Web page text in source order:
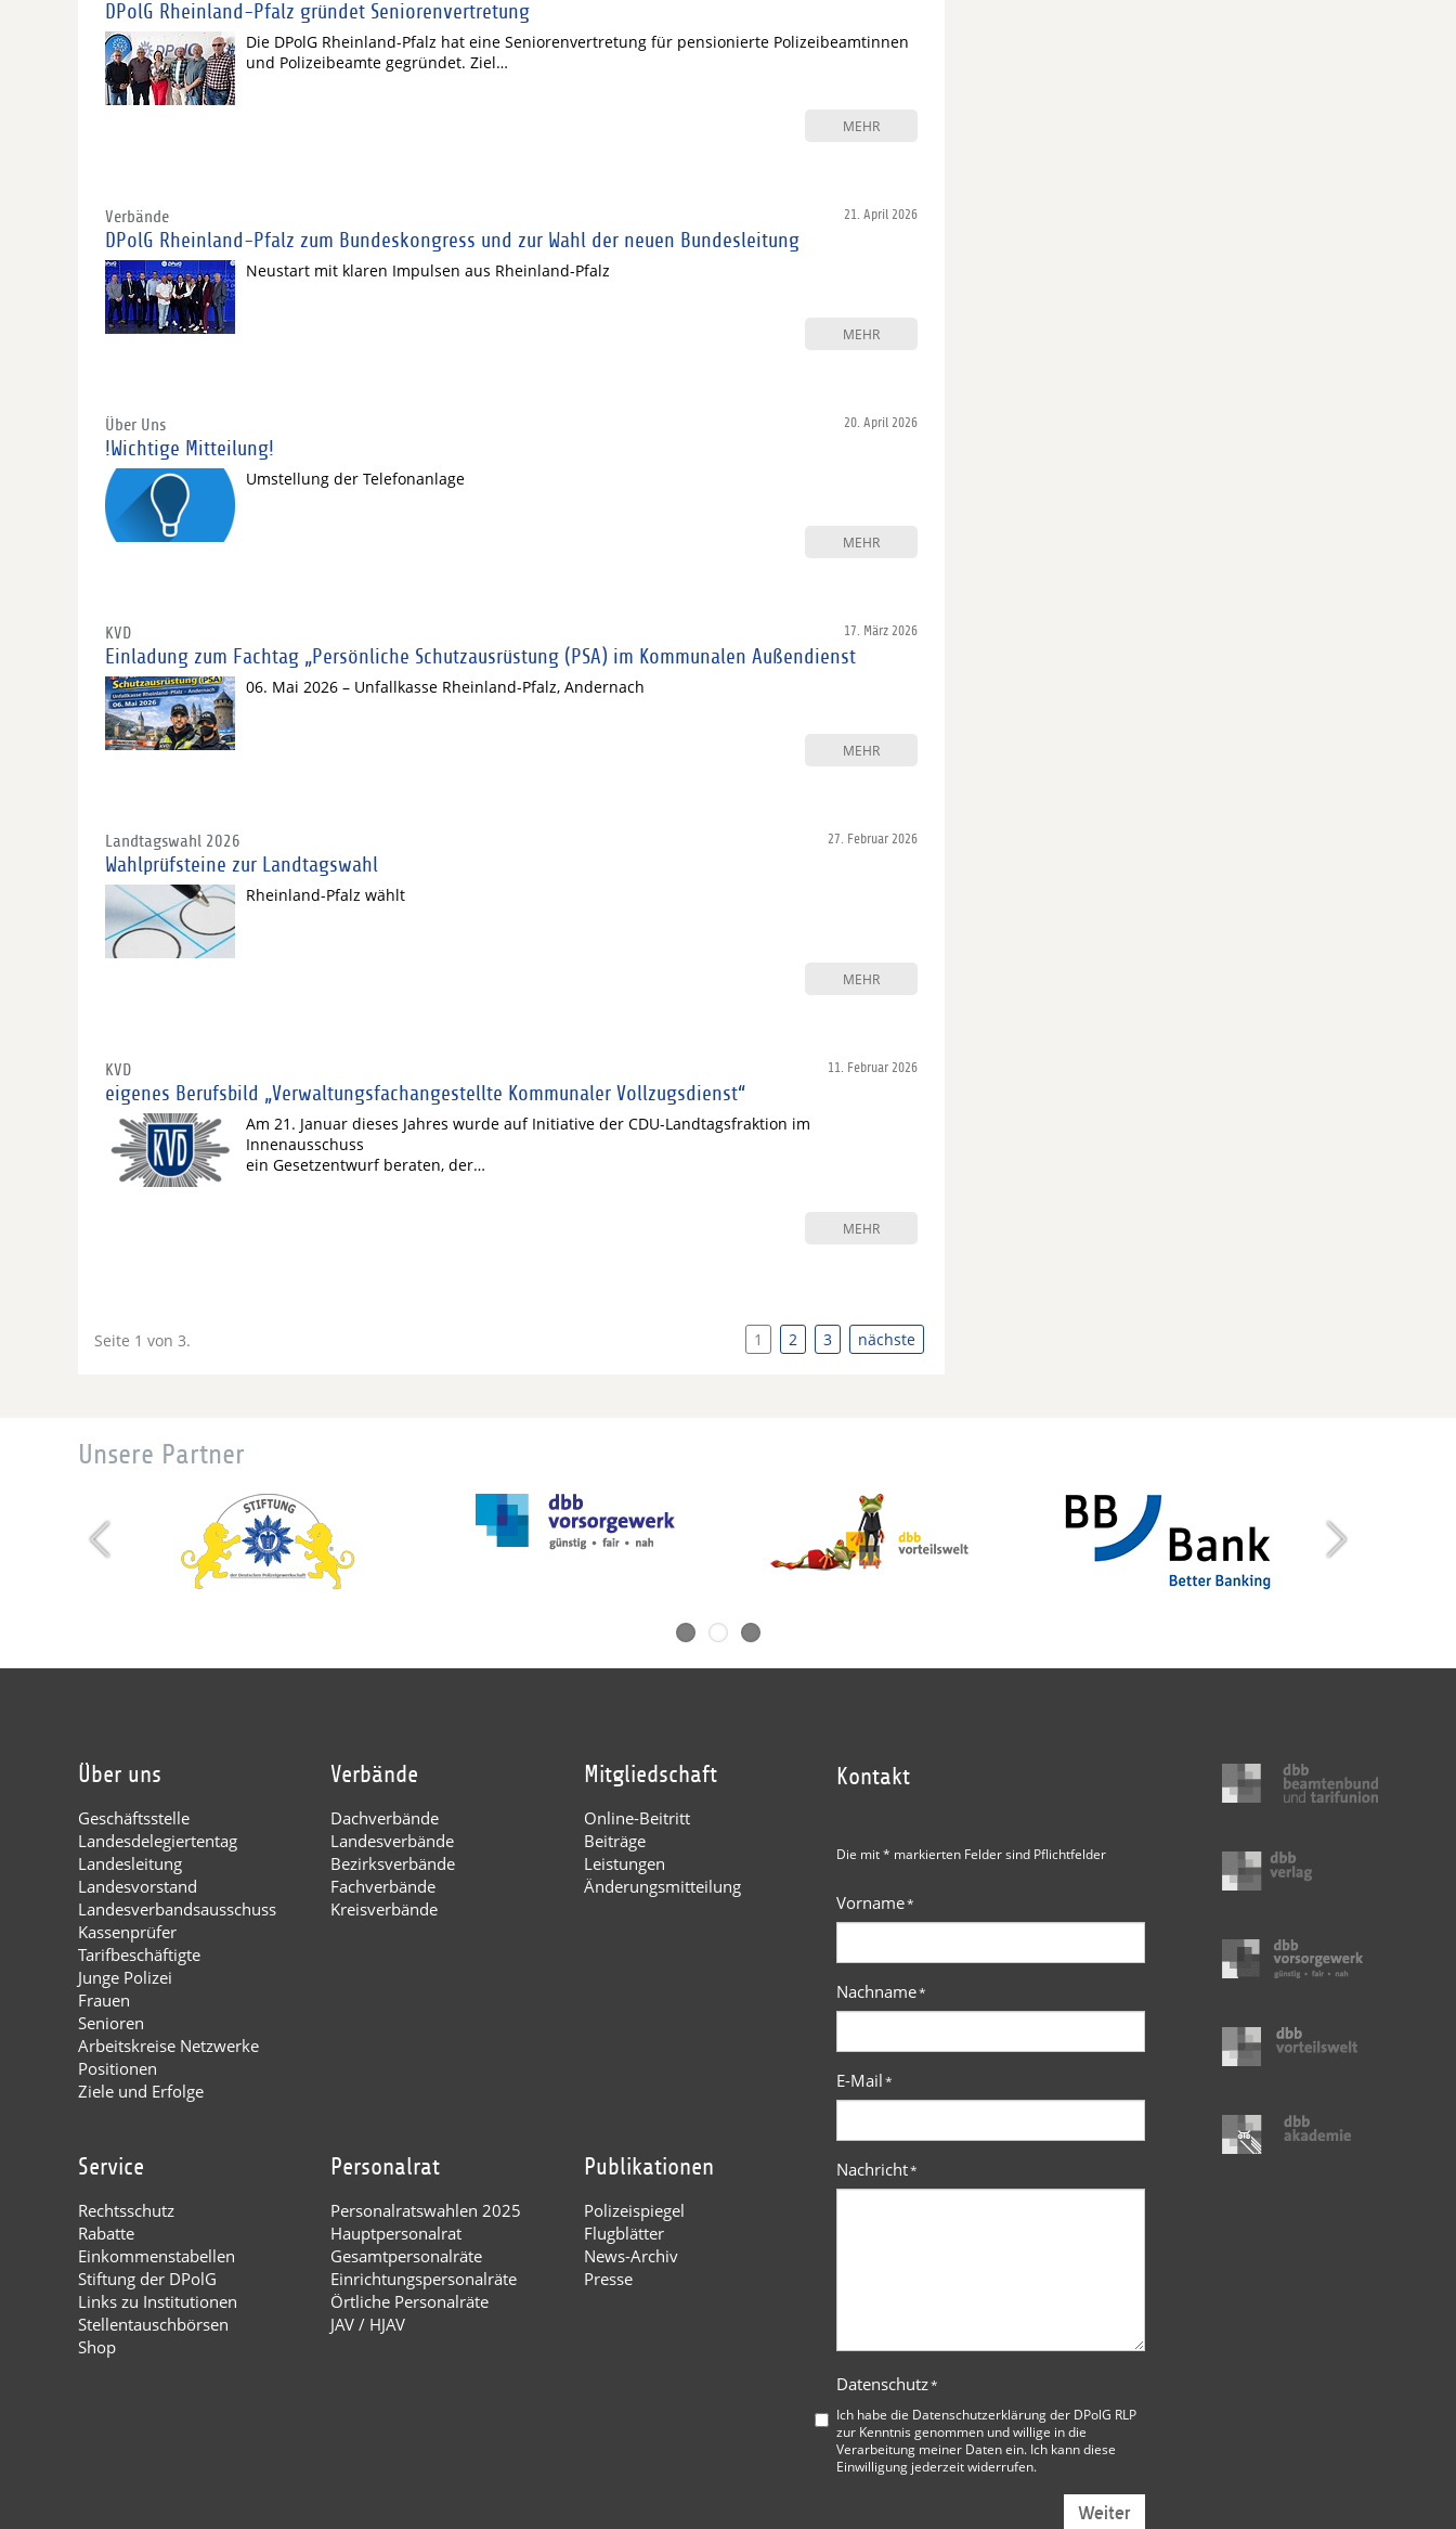
DPolG Rheinland-Pfalz gründet Seniorenvertretung
Die DPolG Rheinland-Pfalz hat eine Seniorenvertretung für pensionierte Polizeibeamtinnen
und Polizeibeamte gegründet. Ziel…
MEHR
21. April 2026
Verbände
DPolG Rheinland-Pfalz zum Bundeskongress und zur Wahl der neuen Bundesleitung
Neustart mit klaren Impulsen aus Rheinland-Pfalz
MEHR
20. April 2026
Über Uns
!Wichtige Mitteilung!
Umstellung der Telefonanlage
MEHR
17. März 2026
KVD
Einladung zum Fachtag „Persönliche Schutzausrüstung (PSA) im Kommunalen Außendienst
06. Mai 2026 – Unfallkasse Rheinland-Pfalz, Andernach
MEHR
27. Februar 2026
Landtagswahl 2026
Wahlprüfsteine zur Landtagswahl
Rheinland-Pfalz wählt
MEHR
11. Februar 2026
KVD
eigenes Berufsbild „Verwaltungsfachangestellte Kommunaler Vollzugsdienst“
Am 21. Januar dieses Jahres wurde auf Initiative der CDU-Landtagsfraktion im
Innenausschuss
ein Gesetzentwurf beraten, der…
MEHR
Seite 1 von 3. 1 2 3 nächste
Unsere Partner
Über uns
Geschäftsstelle
Landesdelegiertentag
Landesleitung
Landesvorstand
Landesverbandsausschuss
Kassenprüfer
Tarifbeschäftigte
Junge Polizei
Frauen
Senioren
Arbeitskreise Netzwerke
Positionen
Ziele und Erfolge
Verbände
Dachverbände
Landesverbände
Bezirksverbände
Fachverbände
Kreisverbände
Mitgliedschaft
Online-Beitritt
Beiträge
Leistungen
Änderungsmitteilung
Service
Rechtsschutz
Rabatte
Einkommenstabellen
Stiftung der DPolG
Links zu Institutionen
Stellentauschbörsen
Shop
Personalrat
Personalratswahlen 2025
Hauptpersonalrat
Gesamtpersonalräte
Einrichtungspersonalräte
Örtliche Personalräte
JAV / HJAV
Publikationen
Polizeispiegel
Flugblätter
News-Archiv
Presse
Kontakt
Die mit * markierten Felder sind Pflichtfelder
Vorname*
Nachname*
E-Mail*
Nachricht*
Datenschutz*
Ich habe die Datenschutzerklärung der DPolG RLP
zur Kenntnis genommen und willige in die
Verarbeitung meiner Daten ein. Ich kann diese
Einwilligung jederzeit widerrufen.
Weiter